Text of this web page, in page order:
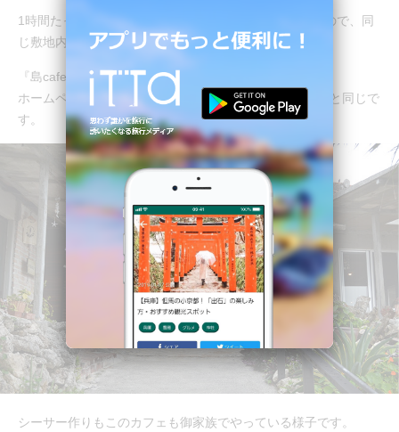
1時間たっぷり集中したせいか、とってもお腹がすいたので、同
じ敷地内の海が見えるカフェでランチです。
『島cafe とぅんからや』
ホームページは上で紹介した太陽が窯（てぃだががま）と同じで
す。
シーサー作りもこのカフェも御家族でやっている様子です。